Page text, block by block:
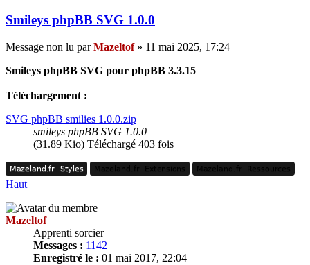
Smileys phpBB SVG 1.0.0
Message non lu parMazeltof» 11 mai 2025, 17:24
Smileys phpBB SVG pour phpBB 3.3.15
Téléchargement :
SVG phpBB smilies 1.0.0.zip
smileys phpBB SVG 1.0.0
(31.89 Kio) Téléchargé 403 fois
Mazeland.fr
Mazeland.fr Styles
Styles Mazeland.fr
Mazeland.fr Extensions
Extensions Mazeland.fr
Mazeland.fr Ressources
Ressources
Haut
Mazeltof
Apprenti sorcier
Messages : 1142
Enregistré le : 01 mai 2017, 22:04